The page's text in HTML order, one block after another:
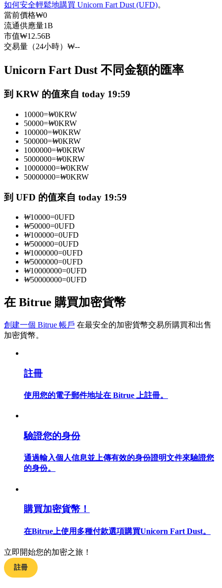
跟單
與頂尖交易專家同行
成為跟單交易員
坐享盈利分成和跟單分傭
合約資訊
合約指南
如何安全輕鬆地購買 Unicorn Fart Dust (UFD)。
當前價格₩0
流通供應量1B
市值₩12.56B
交易量（24小時） ₩--
Unicorn Fart Dust 不同金額的匯率
到 KRW 的值來自 today 19:59
10000=₩0KRW
50000=₩0KRW
100000=₩0KRW
500000=₩0KRW
1000000=₩0KRW
5000000=₩0KRW
10000000=₩0KRW
50000000=₩0KRW
到 UFD 的值來自 today 19:59
₩10000=0UFD
₩50000=0UFD
₩100000=0UFD
₩500000=0UFD
₩1000000=0UFD
₩5000000=0UFD
₩10000000=0UFD
₩50000000=0UFD
在 Bitrue 購買加密貨幣
創建一個 Bitrue 帳戶 在最安全的加密貨幣交易所購買和出售
加密貨幣。
註冊
使用您的電子郵件地址在 Bitrue 上註冊。
驗證您的身份
通過輸入個人信息並上傳有效的身份證明文件來驗證您
的身份。
購買加密貨幣！
在Bitrue上使用多種付款選項購買Unicorn Fart Dust。
立即開始您的加密之旅！
註冊